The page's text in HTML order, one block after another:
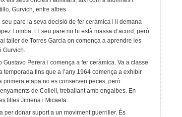
Gurvich, entre altres
seu pare la seva decisió de fer ceràmica i li demana
Lomba. El seu pare no hi està massa d’acord, però
taller de Torres García on comença a aprendre les
Gurvich.
Gustavo Perera i comença a fer ceràmica. Va a classe
temporada fins que a l’any 1964 comença a exhibir
primera etapa no es conserven peces, però
de Collell, treballant amb engalbes. En
filles Jimena i Micaela.
per donar suport a un moviment guerriller. És